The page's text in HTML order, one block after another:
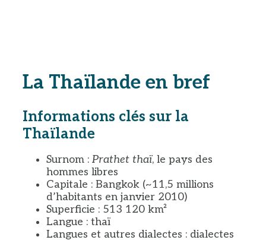
La Thaïlande en bref
Informations clés sur la
Thaïlande
Surnom : Prathet thaï, le pays des
hommes libres
Capitale : Bangkok (~11,5 millions
d’habitants en janvier 2010)
Superficie : 513 120 km²
Langue : thaï
Langues et autres dialectes : dialectes